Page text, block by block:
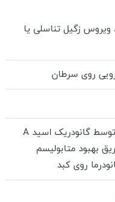
ویروس زگیل تناسلی یا
مقاله ۲۰۲۲: بهبود آسیب کبدی الکلی توسط گانودریک اسید A
بهبود متابولیسم
روی کبد